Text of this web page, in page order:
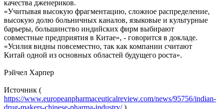
качества дженериков.
«Учитывая высокую фрагментацию, сложное распределение,
высокую долю больничных каналов, языковые и культурные
барьеры, большинство индийских фирм выбирают
совместные предприятия в Китае», - говорится в докладе.
«Усилия видны повсеместно, так как компании считают
Китай одной из основных областей будущего роста».
Рэйчел Харпер
Источник (
https://www.europeanpharmaceuticalreview.com/news/95756/indian-
drug-makers-chinese-pharma-industry/)